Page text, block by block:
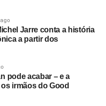
Jarre conta a história
a partir dos
pode acabar – e a
irmãos do Good